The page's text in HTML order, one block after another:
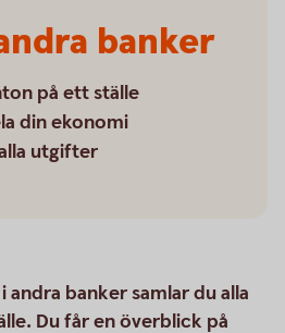
banker
på ett ställe
din ekonomi
utgifter
banker samlar du alla
Du får en överblick på